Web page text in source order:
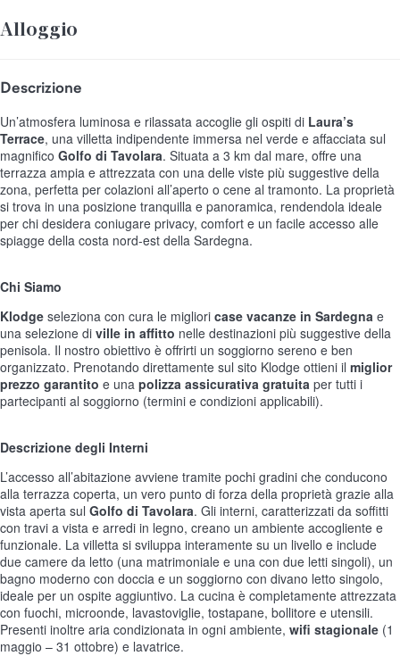
Alloggio
Descrizione
Un’atmosfera luminosa e rilassata accoglie gli ospiti di Laura’s
Terrace, una villetta indipendente immersa nel verde e affacciata sul
magnifico Golfo di Tavolara. Situata a 3 km dal mare, offre una
terrazza ampia e attrezzata con una delle viste più suggestive della
zona, perfetta per colazioni all’aperto o cene al tramonto. La proprietà
si trova in una posizione tranquilla e panoramica, rendendola ideale
per chi desidera coniugare privacy, comfort e un facile accesso alle
spiagge della costa nord-est della Sardegna.
Chi Siamo
Klodge seleziona con cura le migliori case vacanze in Sardegna e
una selezione di ville in affitto nelle destinazioni più suggestive della
penisola. Il nostro obiettivo è offrirti un soggiorno sereno e ben
organizzato. Prenotando direttamente sul sito Klodge ottieni il miglior
prezzo garantito e una polizza assicurativa gratuita per tutti i
partecipanti al soggiorno (termini e condizioni applicabili).
Descrizione degli Interni
L’accesso all’abitazione avviene tramite pochi gradini che conducono
alla terrazza coperta, un vero punto di forza della proprietà grazie alla
vista aperta sul Golfo di Tavolara. Gli interni, caratterizzati da soffitti
con travi a vista e arredi in legno, creano un ambiente accogliente e
funzionale. La villetta si sviluppa interamente su un livello e include
due camere da letto (una matrimoniale e una con due letti singoli), un
bagno moderno con doccia e un soggiorno con divano letto singolo,
ideale per un ospite aggiuntivo. La cucina è completamente attrezzata
con fuochi, microonde, lavastoviglie, tostapane, bollitore e utensili.
Presenti inoltre aria condizionata in ogni ambiente, wifi stagionale (1
maggio – 31 ottobre) e lavatrice.